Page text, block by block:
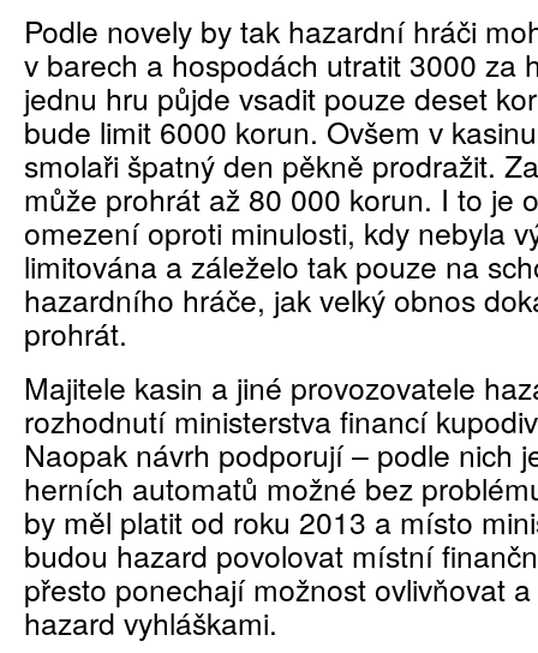
Podle novely by tak hazardní hráči
v barech a hospodách utratit 3000 za
jednu hru půjde vsadit pouze deset
bude limit 6000 korun. Ovšem v
smolaři špatný den pěkně prodražit.
může prohrát až 80 000 korun. I to je
omezení oproti minulosti, kdy nebyla
limitována a záleželo tak pouze na
hazardního hráče, jak velký obnos
prohrát.
Majitele kasin a jiné provozovatele
rozhodnutí ministerstva financí
Naopak návrh podporují – podle nich
herních automatů možné bez
by měl platit od roku 2013 a místo
budou hazard povolovat místní
přesto ponechají možnost ovlivňovat
hazard vyhláškami.